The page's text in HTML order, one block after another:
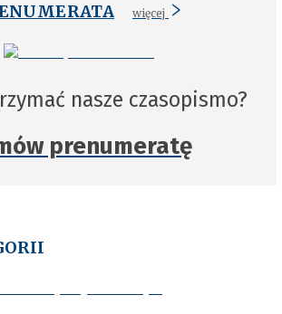
więcej
nasze czasopismo?
prenumeratę